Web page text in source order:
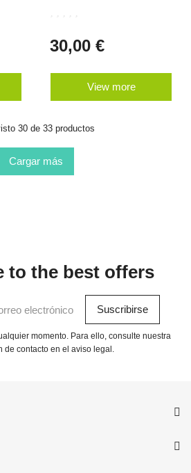
30,00 €
View more
30 de 33 productos
Cargar más
to the best offers
momento. Para ello, consulte nuestra
de contacto en el aviso legal.